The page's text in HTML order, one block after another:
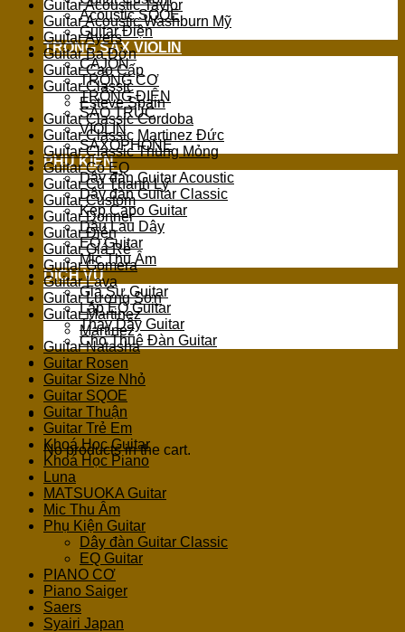
Acoustic SQOE
Guitar Điện
TRỐNG SAX VIOLIN
CAJON
TRỐNG CƠ
TRỐNG ĐIỆN
SÁO TRÚC
VIOLIN
SAXOPHONE
PHỤ KIỆN
Dây đàn Guitar Acoustic
Dây đàn Guitar Classic
Kẹp Capo Guitar
Dầu Lau Dây
EQ Guitar
Mic Thu Âm
DỊCH VỤ
Gia Sư Guitar
Lắp EQ Guitar
Thay Dây Guitar
Cho Thuê Đàn Guitar
Cart
No products in the cart.
Guitar Acoustic Taylor
Guitar Acoustic Washburn Mỹ
Guitar Ayers
Guitar Ba Đờn
Guitar Cao Cấp
Guitar Classic
Esteve Spain
Guitar Classic Cordoba
Guitar Classic Martinez Đức
Guitar Classic Thùng Mỏng
Guitar Có EQ
Guitar Cũ Thanh Lý
Guitar Custom
Guitar Donner
Guitar Điện
Guitar Giá Rẻ
Guitar Gomera
Guitar Lava
Guitar Lương Sơn
Guitar Martinez
Martinez
Guitar Natasha
Guitar Rosen
Guitar Size Nhỏ
Guitar SQOE
Guitar Thuận
Guitar Trẻ Em
Khoá Học Guitar
Khoá Học Piano
Luna
MATSUOKA Guitar
Mic Thu Âm
Phụ Kiện Guitar
Dây đàn Guitar Classic
EQ Guitar
PIANO CƠ
Piano Saiger
Saers
Syairi Japan